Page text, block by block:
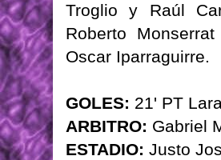
Troglio y Raúl
Roberto
Oscar Iparraguirre.
GOLES: 21' PT
ARBITRO: Gabriel
ESTADIO: Justo